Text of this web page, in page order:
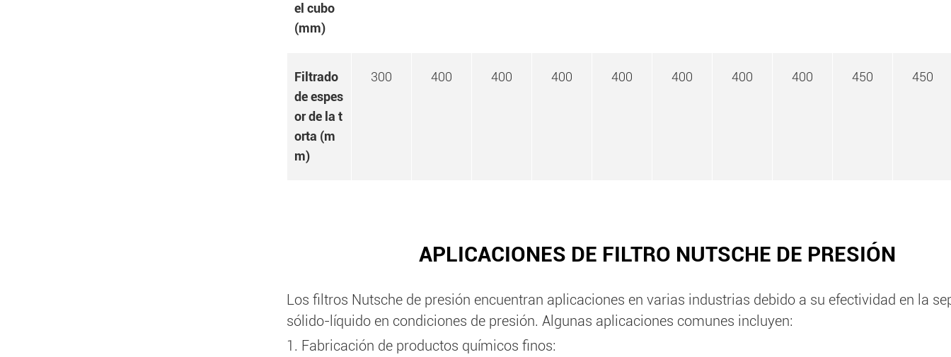
el cubo
(mm)
Filtrado
de espes
or de la t
orta (m
m)
300 400 400 400 400 400 400 400 450 450
APLICACIONES DE FILTRO NUTSCHE DE PRESIÓN
Los filtros Nutsche de presión encuentran aplicaciones en varias industrias debido a su efectividad en la
sólido-líquido en condiciones de presión. Algunas aplicaciones comunes incluyen:
1. Fabricación de productos químicos finos: